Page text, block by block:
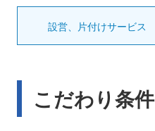
設営、片付けサービス
こだわり条件